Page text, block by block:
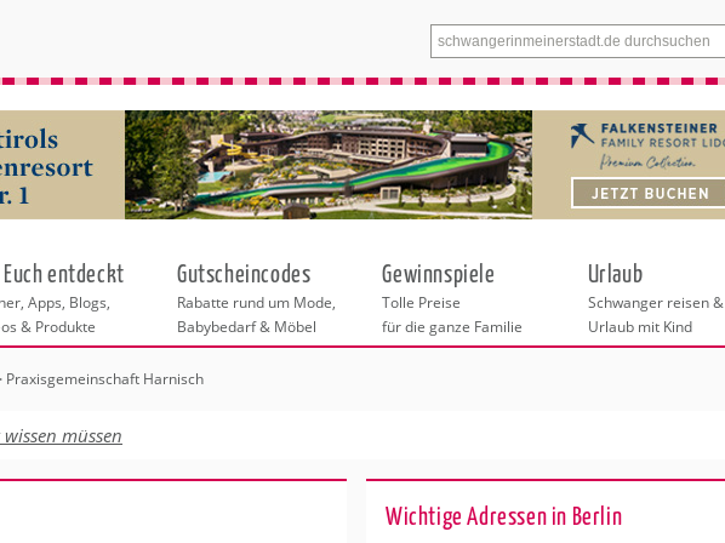
Menü
Dortmund
entdeckt
Apps, Blogs,
& Produkte
Gutscheincodes
Rabatte rund um Mode,
Babybedarf & Möbel
Gewinnspiele
Tolle Preise
für die ganze Familie
Urlaub
Schwanger reisen &
Urlaub mit Kind
Praxisgemeinschaft Harnisch
müssen
Wichtige Adressen in Berlin